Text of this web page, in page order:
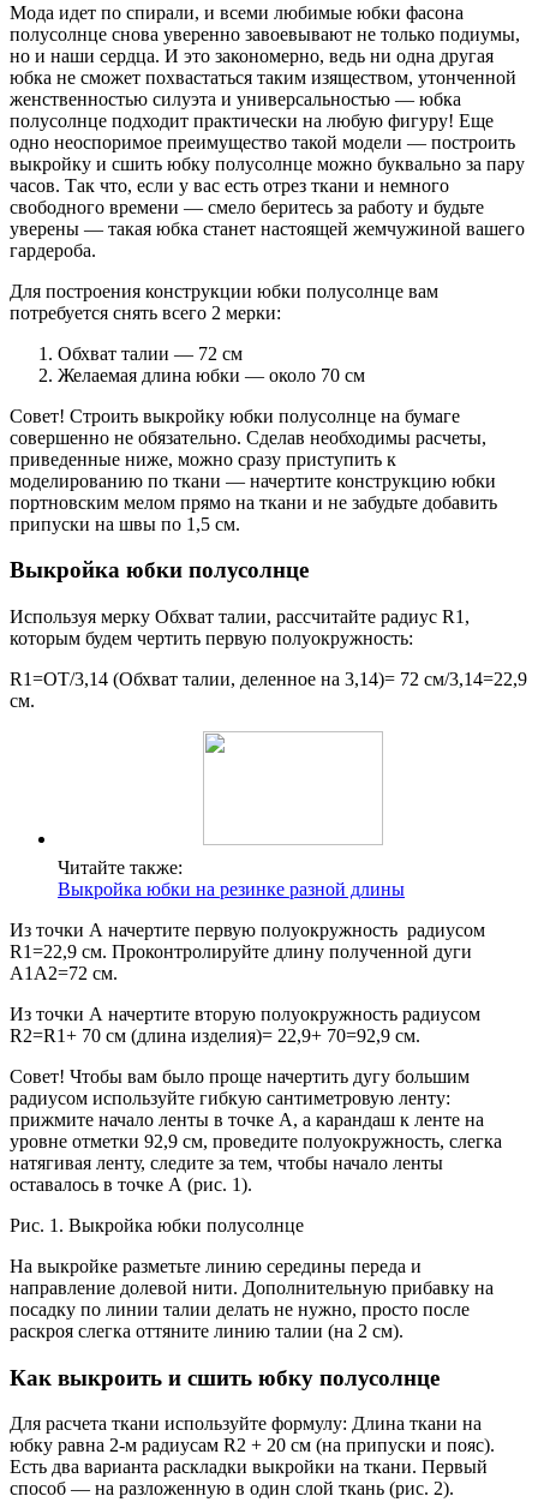
Мода идет по спирали, и всеми любимые юбки фасона
полусолнце снова уверенно завоевывают не только подиумы,
но и наши сердца. И это закономерно, ведь ни одна другая
юбка не сможет похвастаться таким изяществом, утонченной
женственностью силуэта и универсальностью — юбка
полусолнце подходит практически на любую фигуру! Еще
одно неоспоримое преимущество такой модели — построить
выкройку и сшить юбку полусолнце можно буквально за пару
часов. Так что, если у вас есть отрез ткани и немного
свободного времени — смело беритесь за работу и будьте
уверены — такая юбка станет настоящей жемчужиной вашего
гардероба.
Для построения конструкции юбки полусолнце вам
потребуется снять всего 2 мерки:
Обхват талии — 72 см
Желаемая длина юбки — около 70 см
Совет! Строить выкройку юбки полусолнце на бумаге
совершенно не обязательно. Сделав необходимы расчеты,
приведенные ниже, можно сразу приступить к
моделированию по ткани — начертите конструкцию юбки
портновским мелом прямо на ткани и не забудьте добавить
припуски на швы по 1,5 см.
Выкройка юбки полусолнце
Используя мерку Обхват талии, рассчитайте радиус R1,
которым будем чертить первую полуокружность:
R1=ОТ/3,14 (Обхват талии, деленное на 3,14)= 72 см/3,14=22,9
см.
Читайте также:
Выкройка юбки на резинке разной длины
Из точки А начертите первую полуокружность радиусом
R1=22,9 см. Проконтролируйте длину полученной дуги
А1А2=72 см.
Из точки А начертите вторую полуокружность радиусом
R2=R1+ 70 см (длина изделия)= 22,9+ 70=92,9 см.
Совет! Чтобы вам было проще начертить дугу большим
радиусом используйте гибкую сантиметровую ленту:
прижмите начало ленты в точке А, а карандаш к ленте на
уровне отметки 92,9 см, проведите полуокружность, слегка
натягивая ленту, следите за тем, чтобы начало ленты
оставалось в точке А (рис. 1).
Рис. 1. Выкройка юбки полусолнце
На выкройке разметьте линию середины переда и
направление долевой нити. Дополнительную прибавку на
посадку по линии талии делать не нужно, просто после
раскроя слегка оттяните линию талии (на 2 см).
Как выкроить и сшить юбку полусолнце
Для расчета ткани используйте формулу: Длина ткани на
юбку равна 2-м радиусам R2 + 20 см (на припуски и пояс).
Есть два варианта раскладки выкройки на ткани. Первый
способ — на разложенную в один слой ткань (рис. 2).